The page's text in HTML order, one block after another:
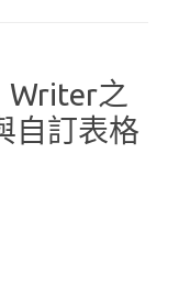
Writer之
自訂表格